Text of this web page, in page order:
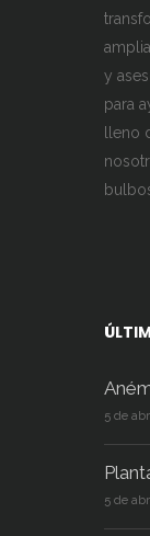
y
para
lleno
5 de
5 de